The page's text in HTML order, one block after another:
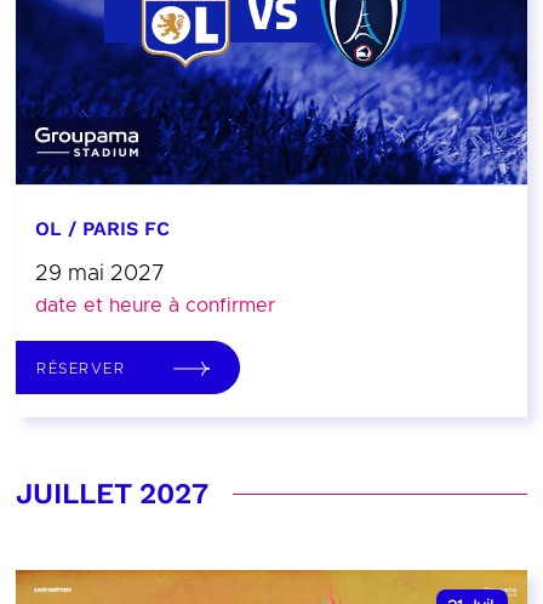
OL / PARIS FC
29 mai 2027
date et heure à confirmer
RÉSERVER
JUILLET 2027